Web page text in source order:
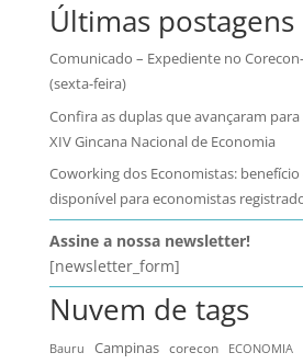
Últimas postagens
Comunicado – Expediente no
(sexta-feira)
Confira as duplas que avançaram
XIV Gincana Nacional de Economia
Coworking dos Economistas: benefício
disponível para economistas
Assine a nossa newsletter!
[newsletter_form]
Nuvem de tags
Bauru Campinas corecon ECONOMIA